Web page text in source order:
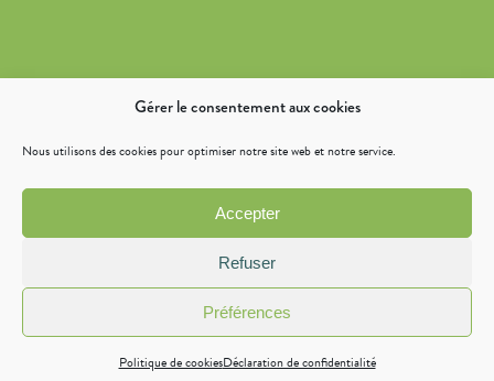
Gérer le consentement aux cookies
Nous utilisons des cookies pour optimiser notre site web et notre service.
Accepter
Refuser
Préférences
Politique de cookiesDéclaration de confidentialité
© 2019 Nutrition & Santé
Déclaration de confidentialité (UE)
Accessibilité : non conforme
Avertissement
Effectuer un signalement